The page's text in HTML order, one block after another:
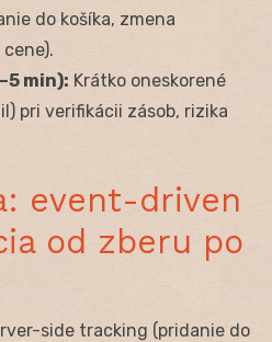
do košíka, zmena
min): Krátko oneskorené
pri verifikácii zásob, rizika
event-driven
od zberu po
side tracking (pridanie do